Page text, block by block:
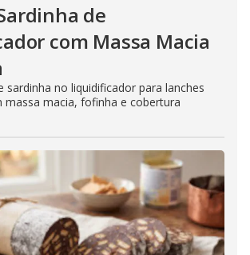
de
com Massa Macia
sardinha no liquidificador para lanches
massa macia, fofinha e cobertura